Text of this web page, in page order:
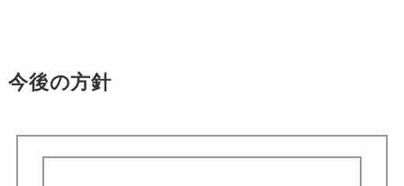
今後の方針